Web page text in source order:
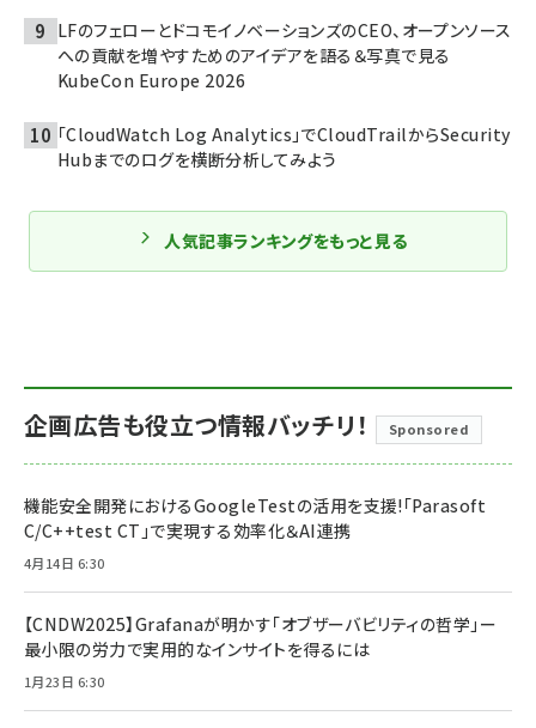
LFのフェローとドコモイノベーションズのCEO、オープンソース
への貢献を増やすためのアイデアを語る＆写真で見る
KubeCon Europe 2026
「CloudWatch Log Analytics」でCloudTrailからSecurity
Hubまでのログを横断分析してみよう
人気記事ランキングをもっと見る
企画広告も役立つ情報バッチリ！ Sponsored
機能安全開発におけるGoogleTestの活用を支援!「Parasoft
C/C++test CT」で実現する効率化＆AI連携
4月14日 6:30
【CNDW2025】Grafanaが明かす「オブザーバビリティの哲学」ー
最小限の労力で実用的なインサイトを得るには
1月23日 6:30